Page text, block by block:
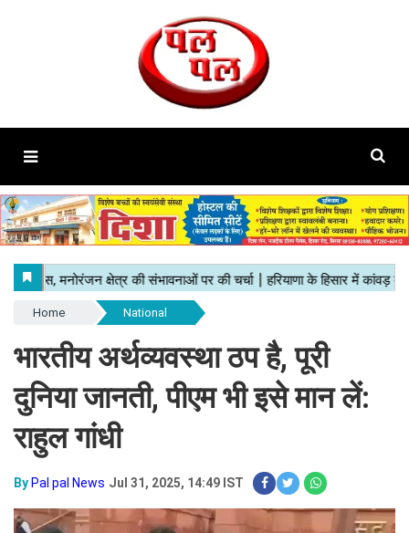
Home National
भारतीय अर्थव्यवस्था ठप है, पूरी
दुनिया जानती, पीएम भी इसे मान लें:
राहुल गांधी
By Pal pal News Jul 31, 2025, 14:49 IST